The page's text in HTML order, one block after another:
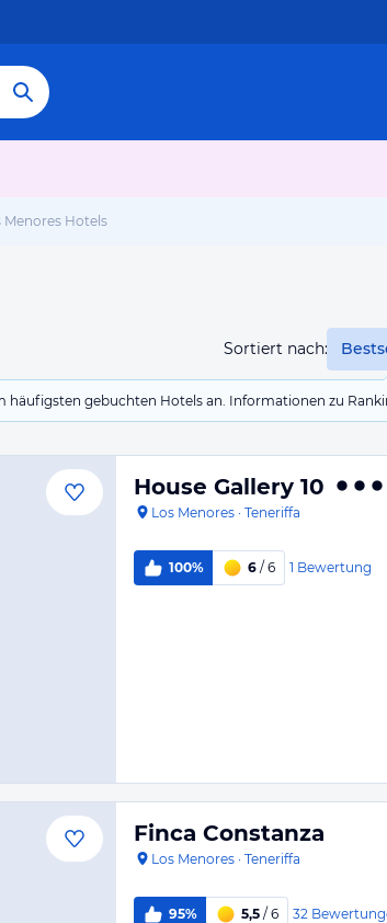
Menores Hotels
Sortiert nach:
häufigsten gebuchten Hotels an. Informationen zu
House Gallery 10
Los Menores · Teneriffa
100% 6 / 6 1 Bewertung
Finca Constanza
Los Menores · Teneriffa
95% 5,5 / 6 32